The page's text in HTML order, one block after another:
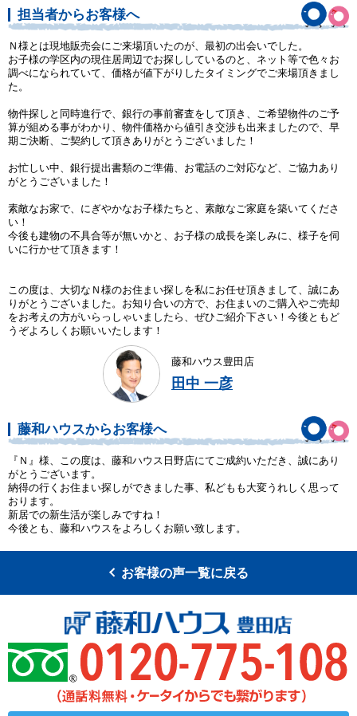
担当者からお客様へ
Ｎ様とは現地販売会にご来場頂いたのが、最初の出会いでした。
お子様の学区内の現住居周辺でお探ししているのと、ネット等で色々お
調べになられていて、価格が値下がりしたタイミングでご来場頂きまし
た。
物件探しと同時進行で、銀行の事前審査をして頂き、ご希望物件のご予
算が組める事がわかり、物件価格から値引き交渉も出来ましたので、早
期ご決断、ご契約して頂きありがとうございました！
お忙しい中、銀行提出書類のご準備、お電話のご対応など、ご協力あり
がとうございました！
素敵なお家で、にぎやかなお子様たちと、素敵なご家庭を築いてくださ
い！
今後も建物の不具合等が無いかと、お子様の成長を楽しみに、様子を伺
いに行かせて頂きます！
この度は、大切なＮ様のお住まい探しを私にお任せ頂きまして、誠にあ
りがとうございました。お知り合いの方で、お住まいのご購入やご売却
をお考えの方がいらっしゃいましたら、ぜひご紹介下さい！今後ともど
うぞよろしくお願いいたします！
藤和ハウス豊田店
田中 一彦
藤和ハウスからお客様へ
『Ｎ』様、この度は、藤和ハウス日野店にてご成約いただき、誠にあり
がとうございます。
納得の行くお住まい探しができました事、私どもも大変うれしく思って
おります。
新居での新生活が楽しみですね！
今後とも、藤和ハウスをよろしくお願い致します。
お客様の声一覧に戻る